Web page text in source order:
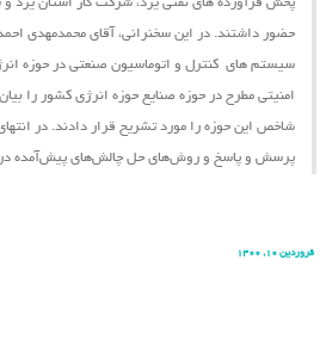
حضور داشتند. در این سخنرانی، آقای محمدمهدی
سیستم ‌های کنترل و اتوماسیون صنعتی در حوزه
امنیتی مطرح در حوزه صنایع حوزه انرژی کشور را
شاخص این حوزه را مورد تشریح قرار دادند. در
پرسش و پاسخ و روش‌های حل چالش‌های پیش‌آمده در
فروردین ۱۰, ۱۴۰۰